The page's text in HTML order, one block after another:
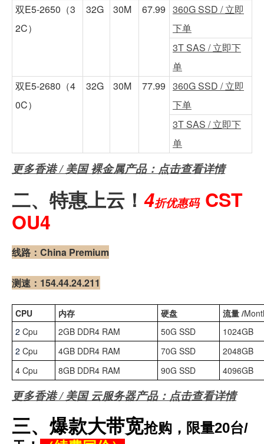
双E5-2650（3
2C）
32G 30M 67.99 360G SSD / 立即
下单
3T SAS / 立即下
单
双E5-2680（4
0C）
32G 30M 77.99 360G SSD / 立即
下单
3T SAS / 立即下
单
更多香港 / 美国 裸金属产品：点击查看详情
二、 特惠上云！ 4折优惠码 CST
OU4
线路：China Premium
测速：154.44.24.211
CPU 内存 硬盘 流量 /
2 Cpu 2GB DDR4 RAM 50G SSD
1024GB
2 Cpu 4GB DDR4 RAM 70G SSD
2048GB
4 Cpu
8GB DDR4 RAM 90G SSD 4096GB
更多香港 / 美国 云服务器产品：点击查看详情
三、爆款大带宽抢购，限量20台/